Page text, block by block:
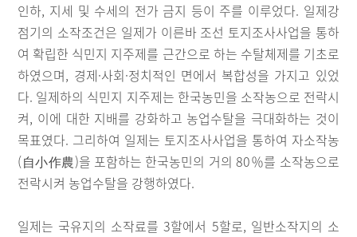
인하, 지세 및 수세의 전가 금지 등이 주를 이루었다. 일제강
점기의 소작조건은 일제가 이른바 조선 토지조사사업을 통하
여 확립한 식민지 지주제를 근간으로 하는 수탈체제를 기초로
하였으며, 경제·사회·정치적인 면에서 복합성을 가지고 있었
다. 일제하의 식민지 지주제는 한국농민을 소작농으로 전락시
켜, 이에 대한 지배를 강화하고 농업수탈을 극대화하는 것이
목표였다. 그리하여 일제는 토지조사사업을 통하여 자소작농
(自小作農)을 포함하는 한국농민의 거의 80％를 소작농으로
전락시켜 농업수탈을 강행하였다.
일제는 국유지의 소작료를 3할에서 5할로, 일반소작지의 소